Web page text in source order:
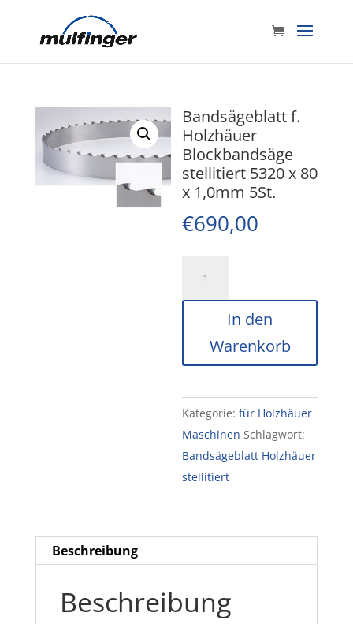
Bandsägeblatt f.
Holzhäuer
Blockbandsäge
stellitiert 5320 x 80
x 1,0mm 5St.
€690,00
Blockbandsäge
stellitiert
x
80
x
1,0mm
5St.
In den
Warenkorb
Kategorie:für Holzhäuer
Maschinen Schlagwort:
Bandsägeblatt Holzhäuer
stellitiert
Beschreibung
Beschreibung